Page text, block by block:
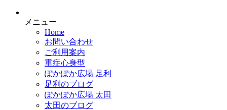
メニュー
Home
お問い合わせ
ご利用案内
重症心身型
ぽかぽか広場 足利
足利のブログ
ぽかぽか広場 太田
太田のブログ